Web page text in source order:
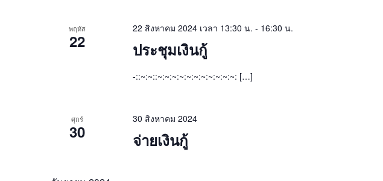
พฤหัส
22
22 สิงหาคม 2024 เวลา 13:30 น. - 16:30 น.
ประชุมเงินกู้
-::~:~::~:~:~:~:~:~:~:~:~:~:~: […]
ศุกร์
30
30 สิงหาคม 2024
จ่ายเงินกู้